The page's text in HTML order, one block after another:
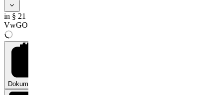
in § 21
VwGO
Dokumente